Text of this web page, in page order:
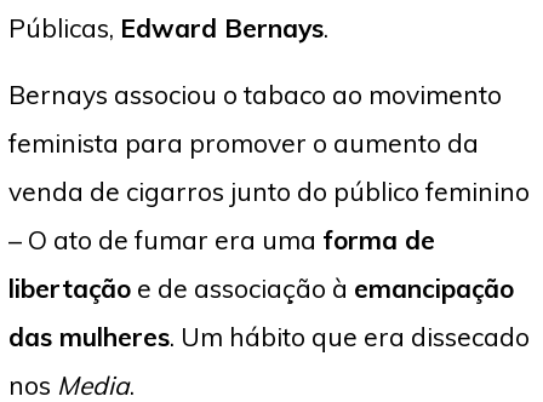
Públicas, Edward Bernays.
Bernays associou o tabaco ao movimento
feminista para promover o aumento da
venda de cigarros junto do público feminino
– O ato de fumar era uma forma de
libertaçãoe de associação à emancipação
das mulheres. Um hábito que era dissecado
nos Media.